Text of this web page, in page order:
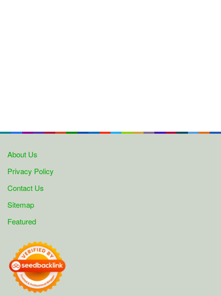
About Us
Privacy Policy
Contact Us
Sitemap
Featured